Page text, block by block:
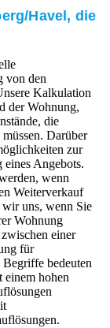
Havel, die
von den
Kalkulation
der Wohnung,
die
Darüber
zur
Angebots.
wenn
Weiterverkauf
uns, wenn Sie
Wohnung
einer
für
bedeuten
einem hohen